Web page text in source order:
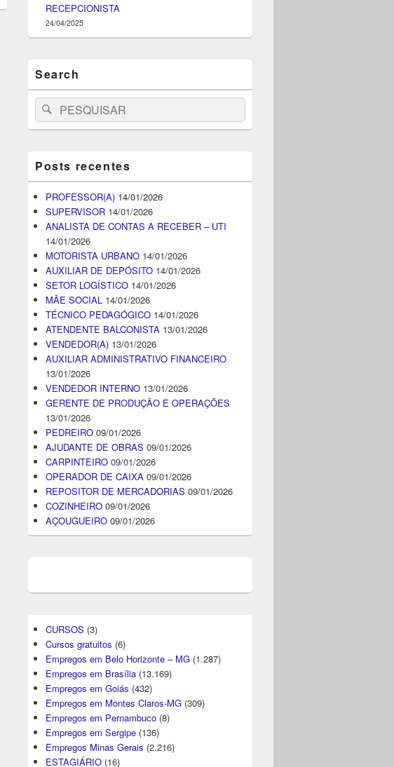
RECEPCIONISTA
24/04/2025
Search
Search
for:
Pesquisar
Posts recentes
PROFESSOR(A) 14/01/2026
SUPERVISOR 14/01/2026
ANALISTA DE CONTAS A RECEBER – UTI
14/01/2026
MOTORISTA URBANO 14/01/2026
AUXILIAR DE DEPÓSITO 14/01/2026
SETOR LOGÍSTICO 14/01/2026
MÃE SOCIAL 14/01/2026
TÉCNICO PEDAGÓGICO 14/01/2026
ATENDENTE BALCONISTA 13/01/2026
VENDEDOR(A) 13/01/2026
AUXILIAR ADMINISTRATIVO FINANCEIRO
13/01/2026
VENDEDOR INTERNO 13/01/2026
GERENTE DE PRODUÇÃO E OPERAÇÕES
13/01/2026
PEDREIRO 09/01/2026
AJUDANTE DE OBRAS 09/01/2026
CARPINTEIRO 09/01/2026
OPERADOR DE CAIXA 09/01/2026
REPOSITOR DE MERCADORIAS 09/01/2026
COZINHEIRO 09/01/2026
AÇOUGUEIRO 09/01/2026
CURSOS (3)
Cursos gratuitos (6)
Empregos em Belo Horizonte – MG (1.287)
Empregos em Brasília (13.169)
Empregos em Goiás (432)
Empregos em Montes Claros-MG (309)
Empregos em Pernambuco (8)
Empregos em Sergipe (136)
Empregos Minas Gerais (2.216)
ESTAGIÁRIO (16)